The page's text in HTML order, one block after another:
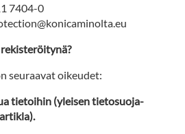
7404-0
seuraavat oikeudet:
tietoihin (yleisen tietosuoja-